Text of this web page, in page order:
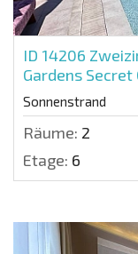
ID 14206
Gardens Secret
Sonnenstrand
Räume: 2
Etage: 6